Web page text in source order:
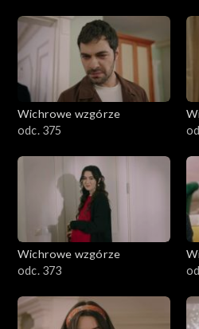
Wichrowe wzgórze
odc. 375
Wichrowe wzgórze
odc. 373